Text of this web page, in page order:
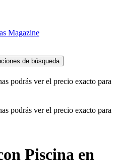
Magazine
de búsqueda
podrás ver el precio exacto para
podrás ver el precio exacto para
Piscina en